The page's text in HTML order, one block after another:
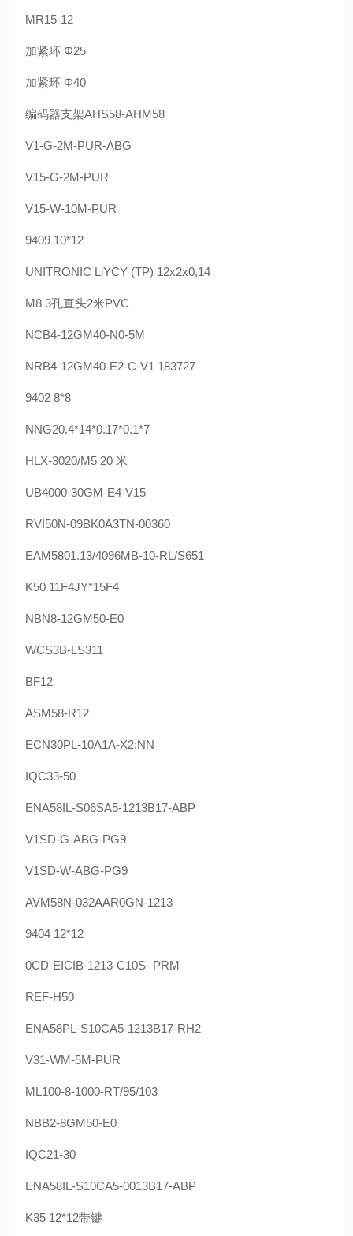
MR15-12
加紧环 Φ25
加紧环 Φ40
编码器支架AHS58-AHM58
V1-G-2M-PUR-ABG
V15-G-2M-PUR
V15-W-10M-PUR
9409 10*12
UNITRONIC LiYCY (TP) 12x2x0,14
M8 3孔直头2米PVC
NCB4-12GM40-N0-5M
NRB4-12GM40-E2-C-V1 183727
9402 8*8
NNG20.4*14*0.17*0.1*7
HLX-3020/M5 20 米
UB4000-30GM-E4-V15
RVI50N-09BK0A3TN-00360
EAM5801.13/4096MB-10-RL/S651
K50 11F4JY*15F4
NBN8-12GM50-E0
WCS3B-LS311
BF12
ASM58-R12
ECN30PL-10A1A-X2:NN
IQC33-50
ENA58IL-S06SA5-1213B17-ABP
V1SD-G-ABG-PG9
V1SD-W-ABG-PG9
AVM58N-032AAR0GN-1213
9404 12*12
0CD-EICIB-1213-C10S- PRM
REF-H50
ENA58PL-S10CA5-1213B17-RH2
V31-WM-5M-PUR
ML100-8-1000-RT/95/103
NBB2-8GM50-E0
IQC21-30
ENA58IL-S10CA5-0013B17-ABP
K35 12*12带键